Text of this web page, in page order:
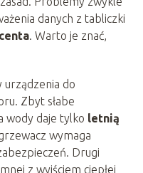
danych z tabliczki
. Warto je znać,
urządzenia do
Zbyt słabe
wody daje tylko letnią
wymaga
Drugi
z wyjściem ciepłej